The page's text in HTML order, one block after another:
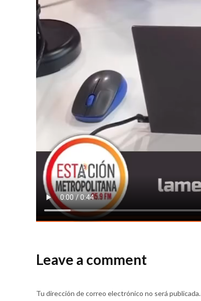
Leave a comment
Tu dirección de correo electrónico no será publicada.